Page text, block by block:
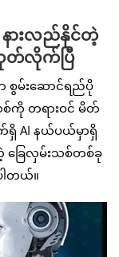
နားလည်နိုင်တဲ့
ထုတ်လိုက်ပြီ
စွမ်းဆောင်ရည်ပို
စ်ကို တရားဝင် မိတ်
AI နယ်ပယ်မှာရှိ
ြေလှမ်းသစ်တစ်ခု
ါတယ်။